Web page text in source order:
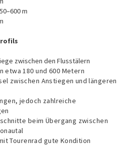
m
zwischen den Flusstälern
etwa 180 und 600 Metern
zwischen Anstiegen und längeren
jedoch zahlreiche
beim Übergang zwischen
Tourenrad gute Kondition